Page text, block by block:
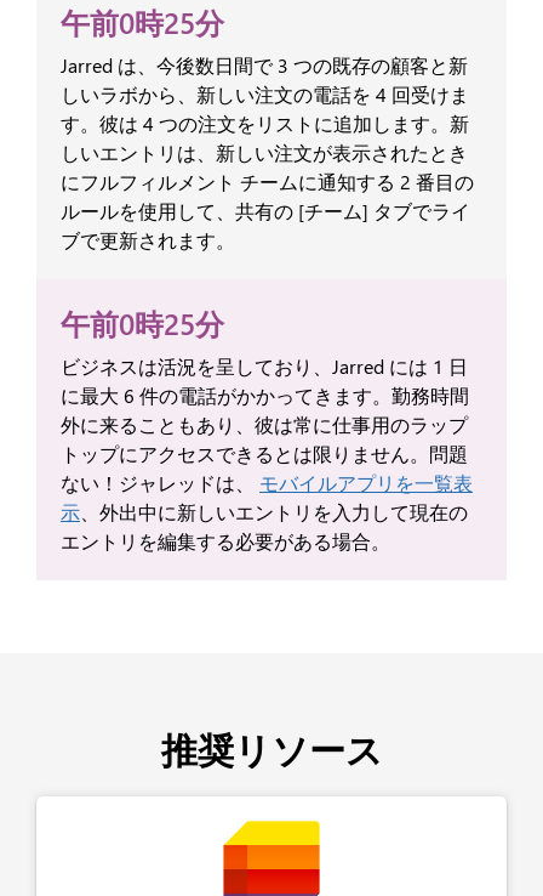
午前0時25分
Jarred は、今後数日間で 3 つの既存の顧客と新
しいラボから、新しい注文の電話を 4 回受けま
す。彼は 4 つの注文をリストに追加します。新
しいエントリは、新しい注文が表示されたとき
にフルフィルメント チームに通知する 2 番目の
ルールを使用して、共有の [チーム] タブでライ
ブで更新されます。
午前0時25分
ビジネスは活況を呈しており、Jarred には 1 日
に最大 6 件の電話がかかってきます。勤務時間
外に来ることもあり、彼は常に仕事用のラップ
トップにアクセスできるとは限りません。問題
ない！ジャレッドは、 モバイルアプリを一覧表
示 、外出中に新しいエントリを入力して現在の
エントリを編集する必要がある場合。
推奨リソース